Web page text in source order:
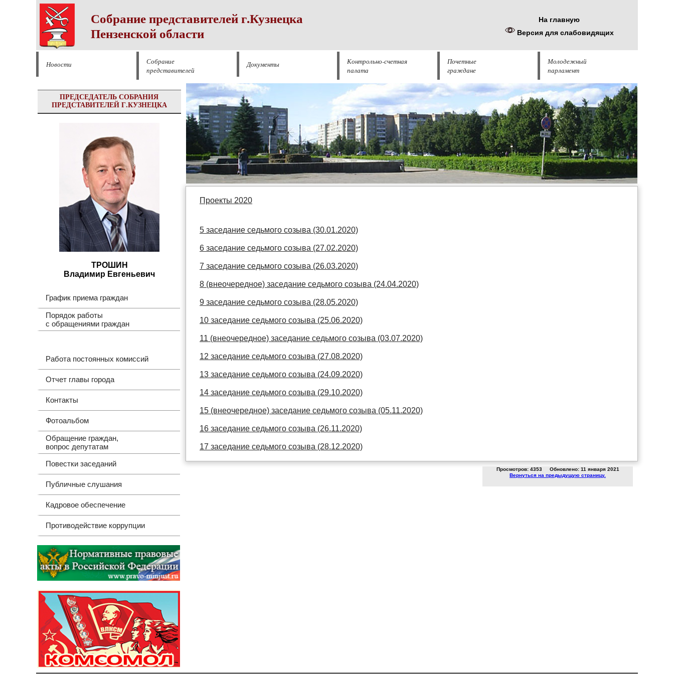
Собрание представителей г.Кузнецка
Пензенской области
На главную
Версия для слабовидящих
Новости
Собрание
представителей
Документы
Контрольно-счетная
палата
Почетные
граждане
Молодежный
парламент
ПРЕДСЕДАТЕЛЬ СОБРАНИЯ
ПРЕДСТАВИТЕЛЕЙ Г.КУЗНЕЦКА
ТРОШИН
Владимир Евгеньевич
График приема граждан
Порядок работы
с обращениями граждан
Работа постоянных комиссий
Отчет главы города
Контакты
Фотоальбом
Обращение граждан,
вопрос депутатам
Повестки заседаний
Публичные слушания
Кадровое обеспечение
Противодействие коррупции
Проекты 2020
5 заседание седьмого созыва (30.01.2020)
6 заседание седьмого созыва (27.02.2020)
7 заседание седьмого созыва (26.03.2020)
8 (внеочередное) заседание седьмого созыва (24.04.2020)
9 заседание седьмого созыва (28.05.2020)
10 заседание седьмого созыва (25.06.2020)
11 (внеочередное) заседание седьмого созыва (03.07.2020)
12 заседание седьмого созыва (27.08.2020)
13 заседание седьмого созыва (24.09.2020)
14 заседание седьмого созыва (29.10.2020)
15 (внеочередное) заседание седьмого созыва (05.11.2020)
16 заседание седьмого созыва (26.11.2020)
17 заседание седьмого созыва (28.12.2020)
Просмотров: 4353 Обновлено: 11 января 2021
Вернуться на предыдущую страницу.